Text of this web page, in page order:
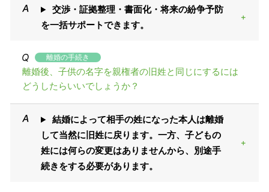
交渉・証拠整理・書面化・将来の紛争予防
を一括サポートできます。
離婚の手続き
離婚後、子供の名字を親権者の旧姓と同じにするには
どうしたらいいでしょうか？
結婚によって相手の姓になった本人は離婚
して当然に旧姓に戻ります。一方、子どもの
姓には何らの変更はありませんから、別途手
続きをする必要があります。